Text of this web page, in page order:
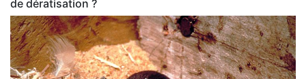
de dératisation ?